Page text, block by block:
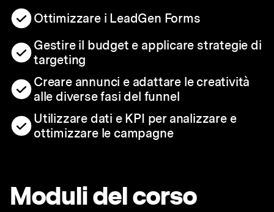
Ottimizzare i LeadGen Forms
Gestire il budget e applicare strategie di
targeting
Creare annunci e adattare le creatività
alle diverse fasi del funnel
Utilizzare dati e KPI per analizzare e
ottimizzare le campagne
Moduli del corso